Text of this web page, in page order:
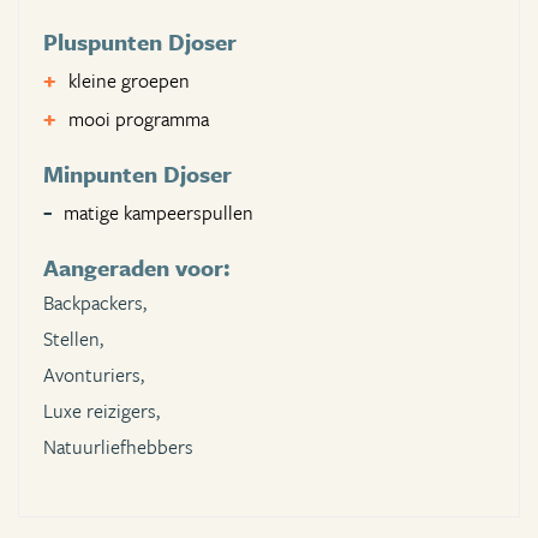
Pluspunten Djoser
kleine groepen
mooi programma
Minpunten Djoser
matige kampeerspullen
Aangeraden voor:
Backpackers,
Stellen,
Avonturiers,
Luxe reizigers,
Natuurliefhebbers